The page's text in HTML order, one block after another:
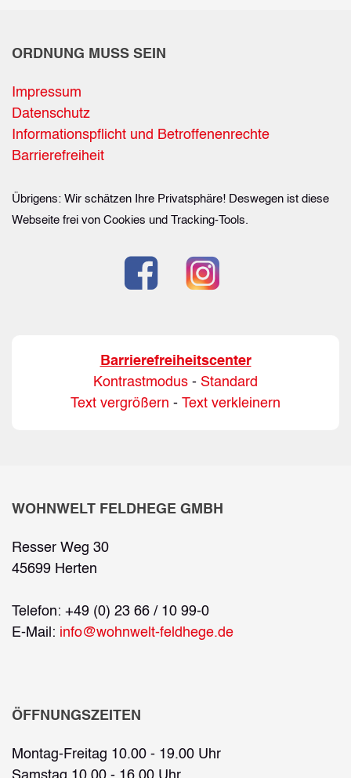
ORDNUNG MUSS SEIN
Impressum
Datenschutz
Informationspflicht und Betroffenenrechte
Barrierefreiheit
Übrigens: Wir schätzen Ihre Privatsphäre! Deswegen ist diese
Webseite frei von Cookies und Tracking-Tools.
Barrierefreiheitscenter
Kontrastmodus - Standard
Text vergrößern - Text verkleinern
WOHNWELT FELDHEGE GMBH
Resser Weg 30
45699 Herten
Telefon: +49 (0) 23 66 / 10 99-0
E-Mail: info@wohnwelt-feldhege.de
ÖFFNUNGSZEITEN
Montag-Freitag 10.00 - 19.00 Uhr